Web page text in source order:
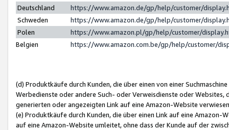
Deutschland
https://www.amazon.de/gp/help/customer/
Schweden
https://www.amazon.de/gp/help/customer/
Polen
https://www.amazon.pl/gp/help/customer/
Belgien
https://www.amazon.com.be/gp/help/customer/
(d) Produktkäufe durch Kunden, die über einen von einer
Werbedienste oder andere Such- oder Verweisdienste oder Websites,
generierten oder angezeigten Link auf eine Amazon-Website
(e) Produktkäufe durch Kunden, die über einen Link auf eine
auf eine Amazon-Website umleitet, ohne dass der Kunde auf der